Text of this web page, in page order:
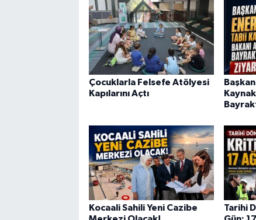
Çocuklarla Felsefe Atölyesi
Kapılarını Açtı
Kocaali Sahili Yeni Cazibe
Tarihi